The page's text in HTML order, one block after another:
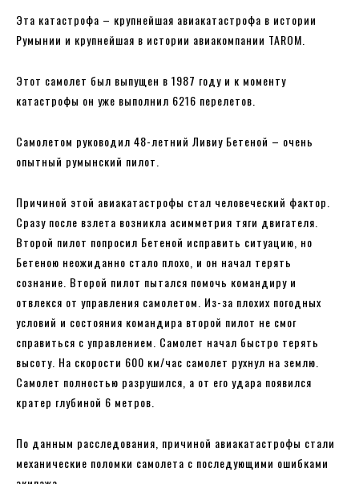
Эта катастрофа – крупнейшая авиакатастрофа в истории
Румынии и крупнейшая в истории авиакомпании TAROM.
Этот самолет был выпущен в 1987 году и к моменту
катастрофы он уже выполнил 6216 перелетов.
Самолетом руководил 48-летний Ливиу Бетеной – очень
опытный румынский пилот.
Причиной этой авиакатастрофы стал человеческий фактор.
Сразу после взлета возникла асимметрия тяги двигателя.
Второй пилот попросил Бетеной исправить ситуацию, но
Бетеною неожиданно стало плохо, и он начал терять
сознание. Второй пилот пытался помочь командиру и
отвлекся от управления самолетом. Из-за плохих погодных
условий и состояния командира второй пилот не смог
справиться с управлением. Самолет начал быстро терять
высоту. На скорости 600 км/час самолет рухнул на землю.
Самолет полностью разрушился, а от его удара появился
кратер глубиной 6 метров.
По данным расследования, причиной авиакатастрофы стали
механические поломки самолета с последующими ошибками